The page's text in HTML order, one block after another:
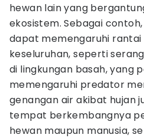
hewan lain yang
ekosistem. Sebagai
dapat memengaruhi
keseluruhan, seperti
di lingkungan basah, yang
memengaruhi predator
genangan air akibat hujan
tempat berkembangnya
hewan maupun manusia,